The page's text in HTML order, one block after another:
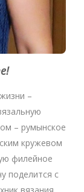
–
– румынское
кружевом
филейное
поделится с